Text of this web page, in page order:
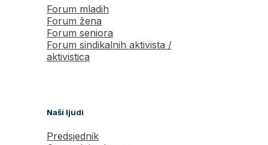
Forum mladih
Forum žena
Forum seniora
Forum sindikalnih aktivista /
aktivistica
Naši ljudi
Predsjednik